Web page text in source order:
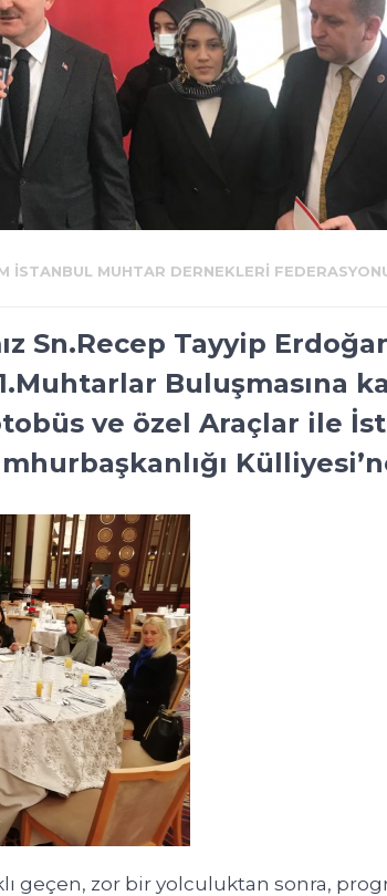
İSTANBUL MUHTAR DERNEKLERI
Sn.Recep Tayyip
Buluşmasına
ve özel Araçlar ile
geçen, zor bir yolculuktan sonra,